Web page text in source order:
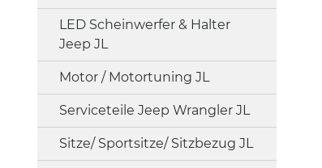
LED Scheinwerfer & Halter
Jeep JL
Motor / Motortuning JL
Serviceteile Jeep Wrangler JL
Sitze/ Sportsitze/ Sitzbezug JL